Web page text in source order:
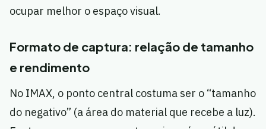
ocupar melhor o espaço visual.
Formato de captura: relação de tamanho
e rendimento
No IMAX, o ponto central costuma ser o “tamanho
do negativo” (a área do material que recebe a luz).